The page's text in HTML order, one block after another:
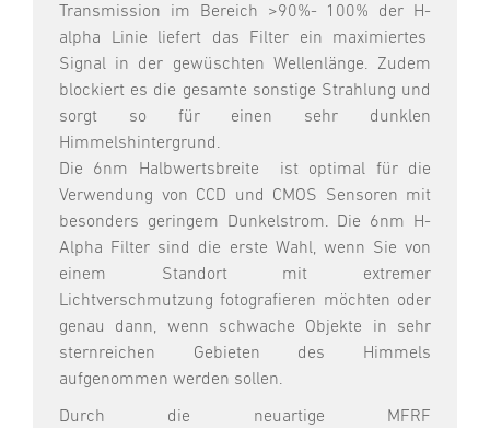
Transmission im Bereich >90%- 100% der H-
alpha Linie liefert das Filter ein maximiertes
Signal in der gewüschten Wellenlänge. Zudem
blockiert es die gesamte sonstige Strahlung und
sorgt so für einen sehr dunklen
Himmelshintergrund.
Die 6nm Halbwertsbreite ist optimal für die
Verwendung von CCD und CMOS Sensoren mit
besonders geringem Dunkelstrom. Die 6nm H-
Alpha Filter sind die erste Wahl, wenn Sie von
einem Standort mit extremer
Lichtverschmutzung fotografieren möchten oder
genau dann, wenn schwache Objekte in sehr
sternreichen Gebieten des Himmels
aufgenommen werden sollen.
Durch die neuartige MFRF